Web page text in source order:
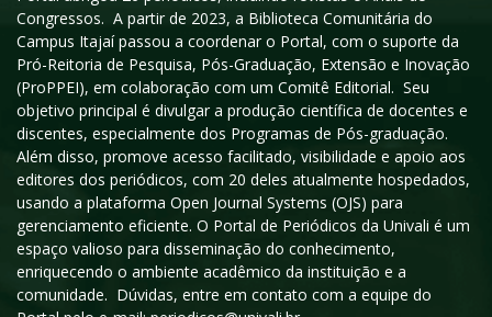
Congressos. A partir de 2023, a Biblioteca Comunitária do
Campus Itajaí passou a coordenar o Portal, com o suporte da
Pró-Reitoria de Pesquisa, Pós-Graduação, Extensão e Inovação
(ProPPEI), em colaboração com um Comitê Editorial. Seu
objetivo principal é divulgar a produção científica de docentes e
discentes, especialmente dos Programas de Pós-graduação.
Além disso, promove acesso facilitado, visibilidade e apoio aos
editores dos periódicos, com 20 deles atualmente hospedados,
usando a plataforma Open Journal Systems (OJS) para
gerenciamento eficiente. O Portal de Periódicos da Univali é um
espaço valioso para disseminação do conhecimento,
enriquecendo o ambiente acadêmico da instituição e a
comunidade. Dúvidas, entre em contato com a equipe do